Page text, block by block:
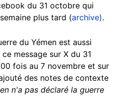
du 31 octobre qui
plus tard (archive).
du Yémen est aussi
message sur X du 31
fois au 7 novembre et sur
des notes de contexte
n'a pas déclaré la guerre